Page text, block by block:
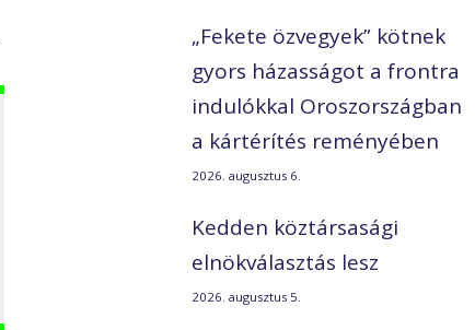
„Fekete özvegyek” kötnek
gyors házasságot a frontra
indulókkal Oroszországban
a kártérítés reményében
2026. augusztus 6.
Kedden köztársasági
elnökválasztás lesz
2026. augusztus 5.